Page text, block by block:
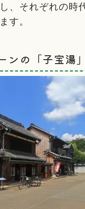
、それぞれの時
す。
ンの「子宝湯」